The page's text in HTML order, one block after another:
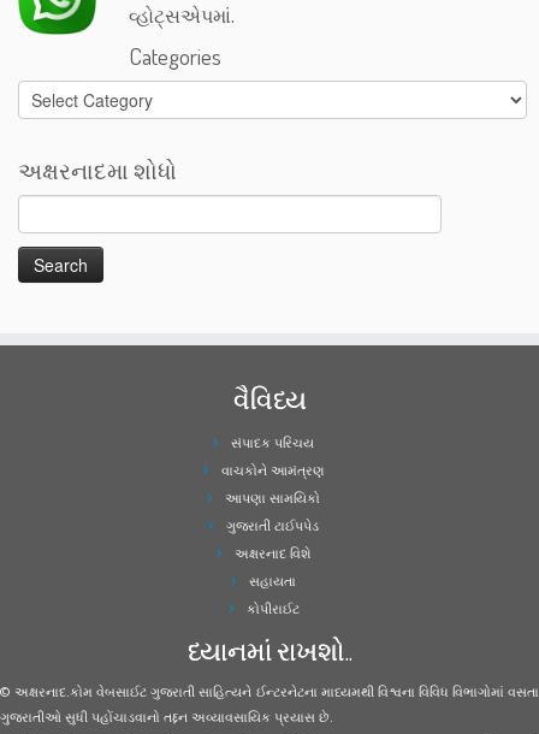
વ્હોટ્સએપમાં.
Categories
Categories
અક્ષરનાદમા શોધો
વૈવિધ્ય
સંપાદક પરિચય
વાચકોને આમંત્રણ
આપણા સામયિકો
ગુજરાતી ટાઈપપેડ
અક્ષરનાદ વિશે
સહાયતા
કોપીરાઈટ
ધ્યાનમાં રાખશો..
© અક્ષરનાદ.કોમ વેબસાઈટ ગુજરાતી સાહિત્યને ઈન્ટરનેટના માધ્યમથી વિશ્વના વિવિધ વિભાગોમાં વસતા
ગુજરાતીઓ સુધી પહોંચાડવાનો તદ્દન અવ્યાવસાયિક પ્રયાસ છે.